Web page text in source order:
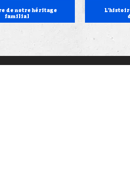
de notre héritage
familial